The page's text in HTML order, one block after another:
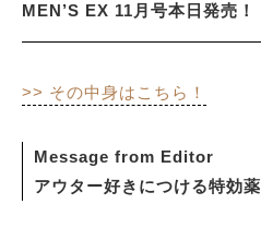
MEN’S EX 11月号本日発売！
>> その中身はこちら！
Message from Editor
アウター好きにつける特効薬